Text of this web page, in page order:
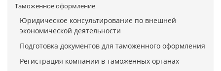
Таможенное оформление
Юридическое консультирование по внешней
экономической деятельности
Подготовка документов для таможенного оформления
Регистрация компании в таможенных органах